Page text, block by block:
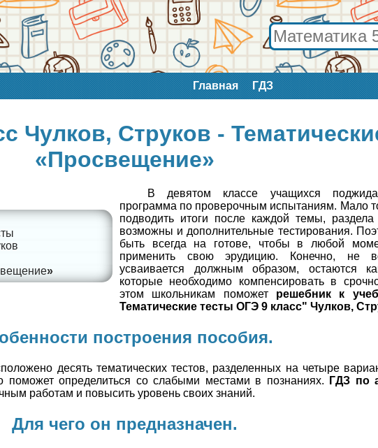
Главная ГДЗ
Чулков, Струков -
«Просвещение»
В девятом классе учащихся
программа по проверочным испытаниям. Мало
подводить итоги после каждой темы,
возможны и дополнительные тестирования.
быть всегда на готове, чтобы в любой
применить свою эрудицию. Конечно, не
усваивается должным образом, остаются
которые необходимо компенсировать в
этом школьникам поможет решебник к
Тематические тесты ОГЭ 9 класс" Чулков,
построения пособия.
десять тематических тестов, разделенных на четыре
поможет определиться со слабыми местами в познаниях.
ГДЗ по
работам и повысить уровень своих знаний.
Для чего он предназначен.